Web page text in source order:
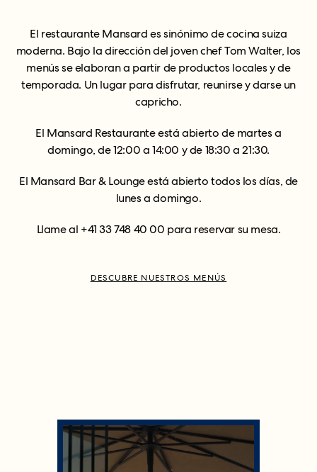
El restaurante Mansard es sinónimo de cocina suiza
moderna. Bajo la dirección del joven chef Tom Walter, los
menús se elaboran a partir de productos locales y de
temporada. Un lugar para disfrutar, reunirse y darse un
capricho.
El Mansard Restaurante está abierto de martes a
domingo, de 12:00 a 14:00 y de 18:30 a 21:30.
El Mansard Bar & Lounge está abierto todos los días, de
lunes a domingo.
Llame al +41 33 748 40 00 para reservar su mesa.
DESCUBRE NUESTROS MENÚS